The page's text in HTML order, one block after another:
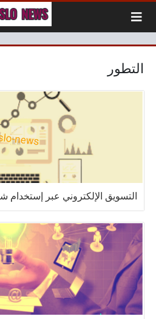
التطور
التسويق الإلكتروني عبر إستخدام